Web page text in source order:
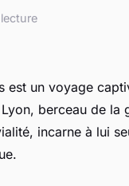
est un voyage
berceau de la
incarne à lui